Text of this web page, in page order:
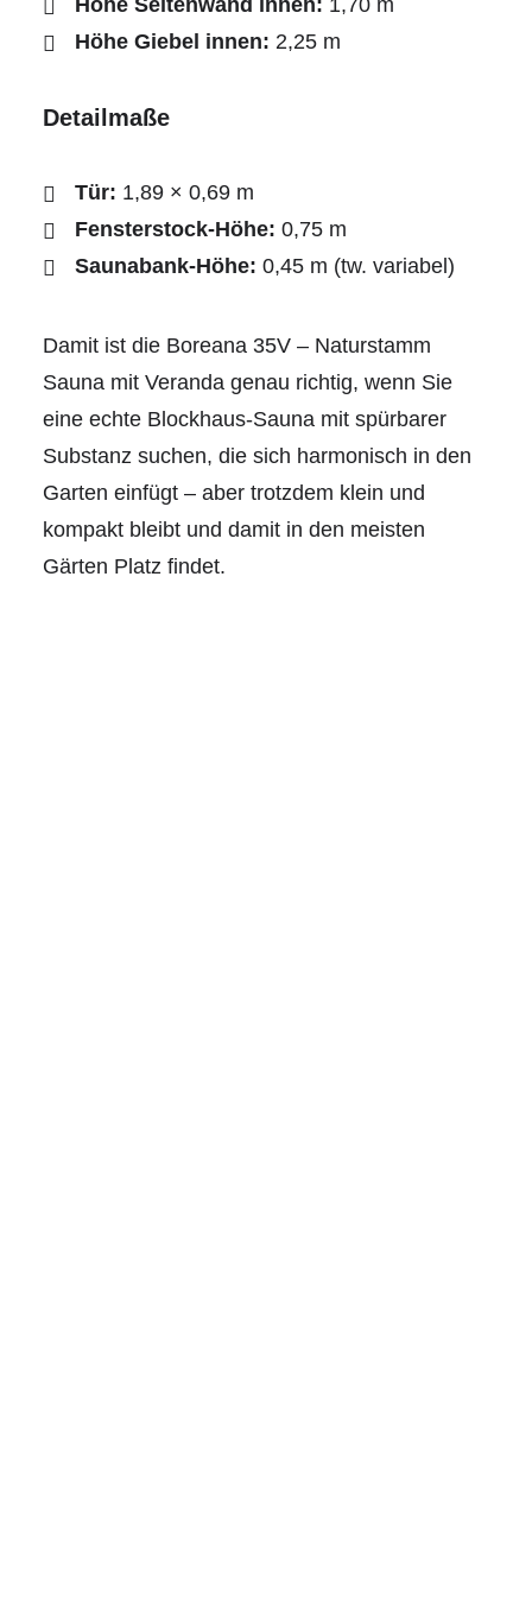
Höhe Seitenwand innen: 1,70 m
Höhe Giebel innen: 2,25 m
Detailmaße
Tür: 1,89 × 0,69 m
Fensterstock-Höhe: 0,75 m
Saunabank-Höhe: 0,45 m (tw. variabel)
Damit ist die Boreana 35V – Naturstamm
Sauna mit Veranda genau richtig, wenn Sie
eine echte Blockhaus-Sauna mit spürbarer
Substanz suchen, die sich harmonisch in den
Garten einfügt – aber trotzdem klein und
kompakt bleibt und damit in den meisten
Gärten Platz findet.